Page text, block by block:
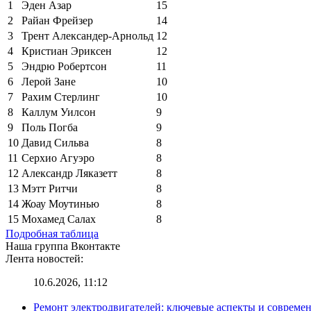
1
Эден Азар
15
2
Райан Фрейзер
14
3
Трент Александер-Арнольд 12
4
Кристиан Эриксен
12
5
Эндрю Робертсон
11
6
Лерой Зане
10
7
Рахим Стерлинг
10
8
Каллум Уилсон
9
9
Поль Погба
9
10 Давид Сильва
8
11 Серхио Агуэро
8
12 Александр Ляказетт
8
13 Мэтт Ритчи
8
14 Жоау Моутинью
8
15 Мохамед Салах
8
Подробная таблица
Наша группа Вконтакте
Лента новостей:
10.6.2026, 11:12
Ремонт электродвигателей: ключевые аспекты и